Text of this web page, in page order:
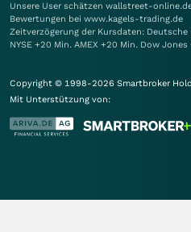
Unsere User schätzen wallstreet-
Bewertungen bei www.kagels-trading.de
Zeitverzögerung der Kursdaten: Deutsche
NYSE +20 Min. AMEX +20 Min. Dow
Copyright © 1998-2026 Smartbroker
Mit Unterstützung von: